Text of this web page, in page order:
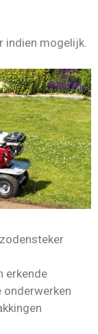
indien mogelijk.
erkende